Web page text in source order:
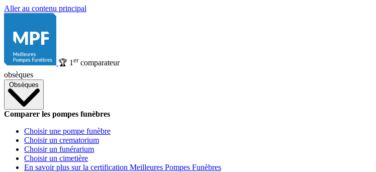
Aller au contenu principal
🏆 1 ercomparateur
obsèques
Obsèques
Comparer les pompes funèbres
Choisir une pompe funèbre
Choisir un crematorium
Choisir un funérarium
Choisir un cimetière
En savoir plus sur la certification Meilleures Pompes Funèbres